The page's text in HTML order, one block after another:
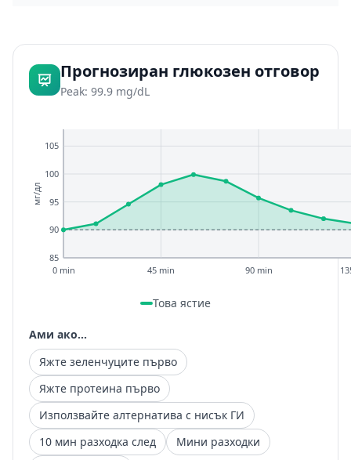
Прогнозиран глюкозен отговор
Peak: 99.9 mg/dL
85
90
95
100
105
0 min 45 min 90 min
мг/дл
Това ястие
Ами ако...
Яжте зеленчуците първо
Яжте протеина първо
Използвайте алтернатива с нисък ГИ
10 мин разходка след
Мини разходки